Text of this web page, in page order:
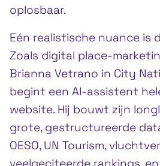
oplosbaar.
Eén realistische nuance is
Zoals digital place-
Brianna Vetrano in City
begint een AI-assistent
website. Hij bouwt zijn
grote, gestructureerde
OESO, UN Tourism,